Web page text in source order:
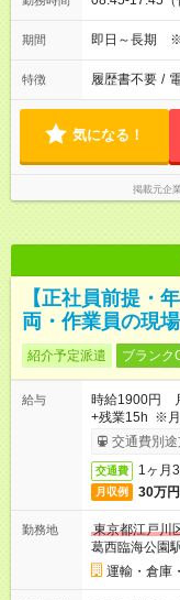
期間 即日～長期 ※
特徴 履歴書不要 /
気になる！
掲載元企
【正社員前提・
両・作業員の現
紹介予定派遣 ブランク
給与
時給1900円
+残業15h ※月
交通費別途
交通費 1ヶ月
月収例 30万
勤務地
東京都江戸川
葛西臨海公園
運輸・倉庫